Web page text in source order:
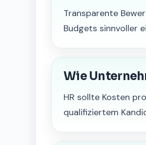
Transparente
Budgets sinnvoller
Wie
HR sollte Kosten
qualifiziertem